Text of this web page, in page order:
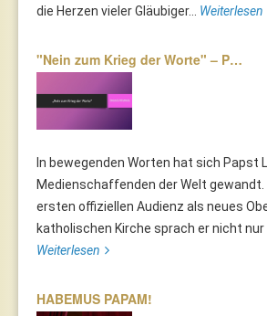
die Herzen vieler Gläubiger... Weiterlesen
"Nein zum Krieg der Worte" – P…
In bewegenden Worten hat sich Papst
Medienschaffenden der Welt gewandt.
ersten offiziellen Audienz als neues
katholischen Kirche sprach er nicht nur
Weiterlesen
HABEMUS PAPAM!